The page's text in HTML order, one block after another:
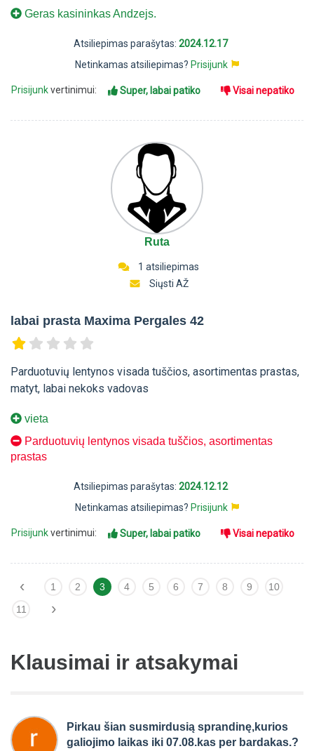
Geras kasininkas Andzejs.
Atsiliepimas parašytas: 2024.12.17
Netinkamas atsiliepimas? Prisijunk
Prisijunkvertinimui: Super, labai patiko Visai nepatiko
Ruta
1 atsiliepimas
Siųsti AŽ
labai prasta Maxima Pergales 42
Parduotuvių lentynos visada tuščios, asortimentas prastas,
matyt, labai nekoks vadovas
vieta
Parduotuvių lentynos visada tuščios, asortimentas
prastas
Atsiliepimas parašytas: 2024.12.12
Netinkamas atsiliepimas? Prisijunk
Prisijunkvertinimui: Super, labai patiko Visai nepatiko
‹ 1 2 3 4 5 6 7 8 9
10
11
›
Klausimai ir atsakymai
Pirkau šian susmirdusią sprandinę,kurios
galiojimo laikas iki 07.08.kas per bardakas.?